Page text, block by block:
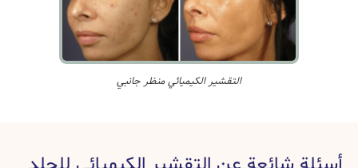
التقشير الكيميائي منظر جانبي